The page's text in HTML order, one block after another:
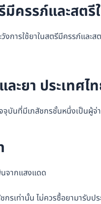
ครรภ์และสต
ารใช้ยาในสตรีมีครรภ์และส
ะยา ประเทศไ
บันที่มีเภสัชกรชั้นหนึ่งเป็นผู้จ่
จากแสงแดด
ท่านั้น ไม่ควรซื้อยามารับประ